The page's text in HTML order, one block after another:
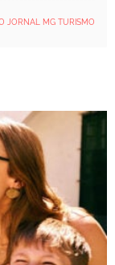
JORNAL MG TURISMO